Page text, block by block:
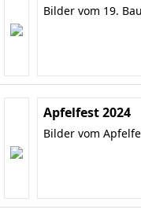
Bilder vom 19.
Apfelfest 2024
Bilder vom